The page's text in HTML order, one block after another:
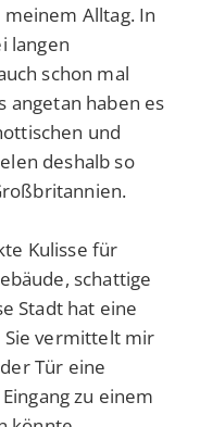
Alltag. In
langen
schon mal
angetan haben es
und
deshalb so
Kulisse für
schattige
Stadt hat eine
Sie vermittelt mir
Tür eine
zu einem